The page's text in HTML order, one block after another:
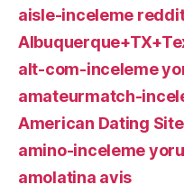
aisle-inceleme
alt-com-inceleme
amateurmatch-
American Dating
amino-inceleme
amolatina avis